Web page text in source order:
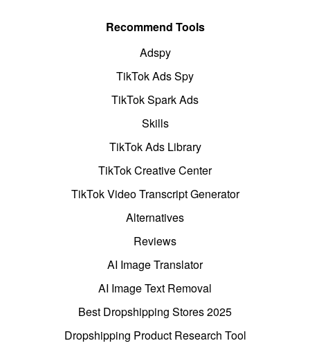
Recommend Tools
Adspy
TikTok Ads Spy
TikTok Spark Ads
Skills
TikTok Ads Library
TikTok Creative Center
TikTok Video Transcript Generator
Alternatives
Reviews
AI Image Translator
AI Image Text Removal
Best Dropshipping Stores 2025
Dropshipping Product Research Tool